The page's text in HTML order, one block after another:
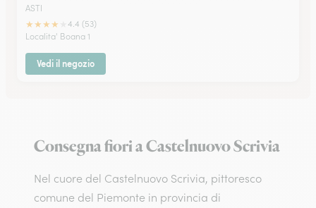
ASTI
★★★★
4.4 (53)
Localita' Boana 1
Vedi il negozio
Consegna fiori a Castelnuovo Scrivia
Nel cuore del Castelnuovo Scrivia, pittoresco
comune del Piemonte in provincia di